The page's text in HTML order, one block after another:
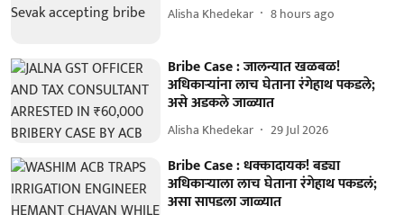
Alisha Khedekar 8 hours ago
Bribe Case : जालन्यात खळबळ!
अधिकाऱ्यांना लाच घेताना रंगेहाथ पकडले;
असे अडकले जाळ्यात
Alisha Khedekar 29 Jul 2026
Bribe Case : धक्कादायक! बड्या
अधिकाऱ्याला लाच घेताना रंगेहाथ पकडलं;
असा सापडला जाळ्यात